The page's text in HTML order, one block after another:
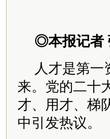
◎本报记者
人才是第
来。党的二十
才、用才、梯
中引发热议。